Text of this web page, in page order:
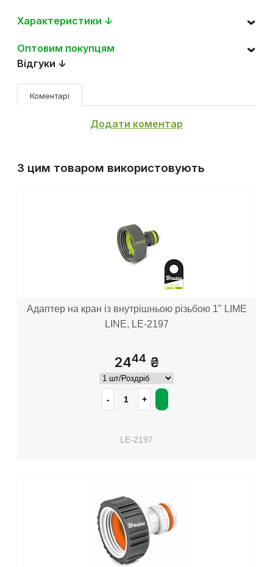
Характеристики ↓
Оптовим покупцям
Відгуки ↓
Коментарі
Додати коментар
З цим товаром використовують
Адаптер на кран із внутрішньою різьбою 1" LIME
LINE, LE-2197
2444 ₴
LE-2197